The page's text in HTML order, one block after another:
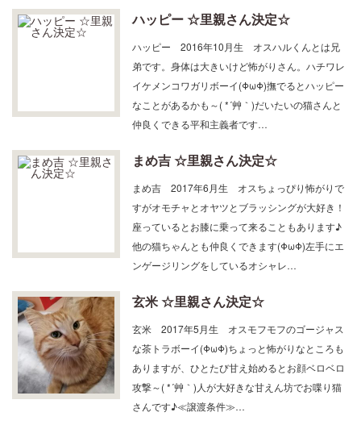
ハッピー ☆里親さん決定☆
ハッピー 2016年10月生 オスハルくんとは兄
弟です。身体は大きいけど怖がりさん。ハチワレ
イケメンコワガリボーイ(ΦωΦ)撫でるとハッピー
なことがあるかも～( *´艸｀)だいたいの猫さんと
仲良くできる平和主義者です…
まめ吉 ☆里親さん決定☆
まめ吉 2017年6月生 オスちょっぴり怖がりで
すがオモチャとオヤツとブラッシングが大好き！
座っているとお膝に乗って来ることもあります♪
他の猫ちゃんとも仲良くできます(ΦωΦ)左手にエ
ンゲージリングをしているオシャレ…
玄米 ☆里親さん決定☆
玄米 2017年5月生 オスモフモフのゴージャス
な茶トラボーイ(ΦωΦ)ちょっと怖がりなところも
ありますが、ひとたび甘え始めるとお顔ベロベロ
攻撃～( *´艸｀)人が大好きな甘えん坊でお喋り猫
さんです♪≪譲渡条件≫…